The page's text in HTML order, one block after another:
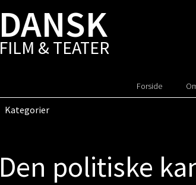
DANSK
FILM & TEATER
Forside
Kategorier
Den politiske